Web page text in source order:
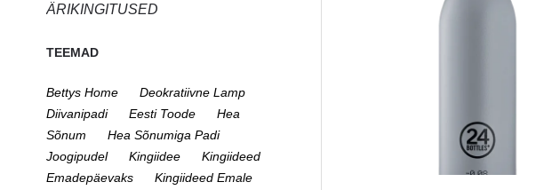
ÄRIKINGITUSED
TEEMAD
Bettys Home
Deokratiivne Lamp
Diivanipadi
Eesti Toode
Hea
Sõnum
Hea Sõnumiga Padi
Joogipudel
Kingiidee
Kingiideed
Emadepäevaks
Kingiideed Emale